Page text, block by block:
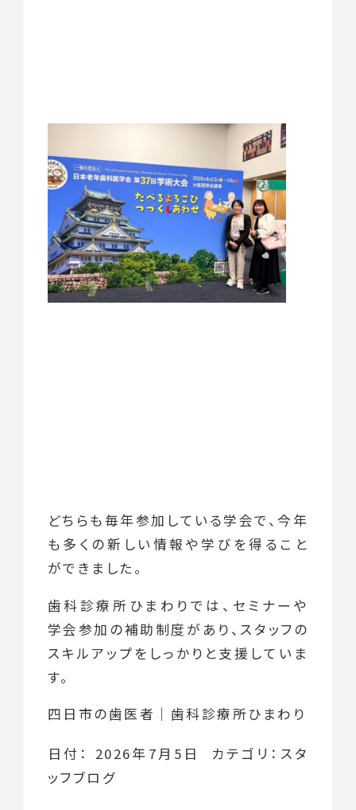
どちらも毎年参加している学会で、今年
も多くの新しい情報や学びを得ること
ができました。
歯科診療所ひまわりでは、セミナーや
学会参加の補助制度があり、スタッフの
スキルアップをしっかりと支援していま
す。
四日市の歯医者｜歯科診療所ひまわり
日付： 2026年7月5日 カテゴリ： スタ
ッフブログ